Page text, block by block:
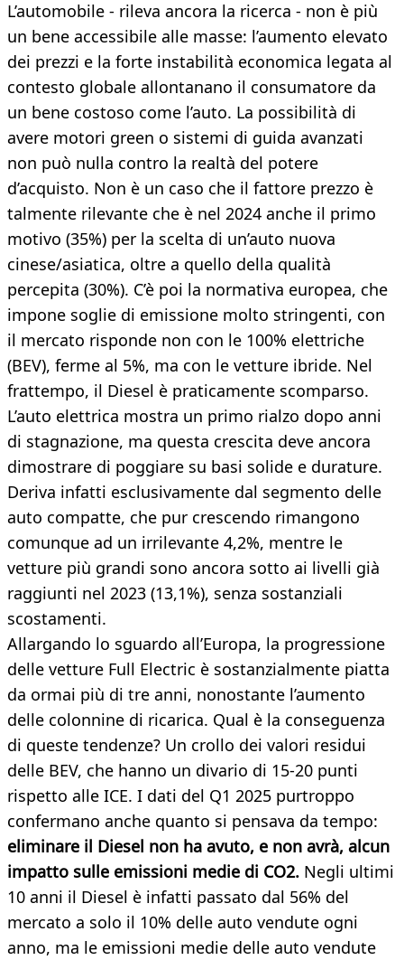
L’automobile - rileva ancora la ricerca - non è più
un bene accessibile alle masse: l’aumento elevato
dei prezzi e la forte instabilità economica legata al
contesto globale allontanano il consumatore da
un bene costoso come l’auto. La possibilità di
avere motori green o sistemi di guida avanzati
non può nulla contro la realtà del potere
d’acquisto. Non è un caso che il fattore prezzo è
talmente rilevante che è nel 2024 anche il primo
motivo (35%) per la scelta di un’auto nuova
cinese/asiatica, oltre a quello della qualità
percepita (30%). C’è poi la normativa europea, che
impone soglie di emissione molto stringenti, con
il mercato risponde non con le 100% elettriche
(BEV), ferme al 5%, ma con le vetture ibride. Nel
frattempo, il Diesel è praticamente scomparso.
L’auto elettrica mostra un primo rialzo dopo anni
di stagnazione, ma questa crescita deve ancora
dimostrare di poggiare su basi solide e durature.
Deriva infatti esclusivamente dal segmento delle
auto compatte, che pur crescendo rimangono
comunque ad un irrilevante 4,2%, mentre le
vetture più grandi sono ancora sotto ai livelli già
raggiunti nel 2023 (13,1%), senza sostanziali
scostamenti.
Allargando lo sguardo all’Europa, la progressione
delle vetture Full Electric è sostanzialmente piatta
da ormai più di tre anni, nonostante l’aumento
delle colonnine di ricarica. Qual è la conseguenza
di queste tendenze? Un crollo dei valori residui
delle BEV, che hanno un divario di 15-20 punti
rispetto alle ICE. I dati del Q1 2025 purtroppo
confermano anche quanto si pensava da tempo:
eliminare il Diesel non ha avuto, e non avrà, alcun
impatto sulle emissioni medie di CO2. Negli ultimi
10 anni il Diesel è infatti passato dal 56% del
mercato a solo il 10% delle auto vendute ogni
anno, ma le emissioni medie delle auto vendute